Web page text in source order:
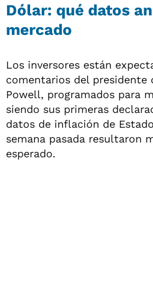
Dólar: qué datos
mercado
Los inversores están
comentarios del presidente
Powell, programados para
siendo sus primeras
datos de inflación de
semana pasada resultaron
esperado.